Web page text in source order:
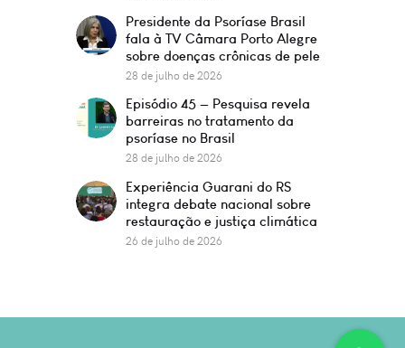
Presidente da Psoríase Brasil
fala à TV Câmara Porto Alegre
sobre doenças crônicas de pele
28 de julho de 2026
Episódio 45 — Pesquisa revela
barreiras no tratamento da
psoríase no Brasil
28 de julho de 2026
Experiência Guarani do RS
integra debate nacional sobre
restauração e justiça climática
26 de julho de 2026